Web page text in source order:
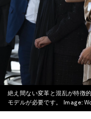
絶え間ない変革と混乱が特徴
モデルが必要です。
Image: